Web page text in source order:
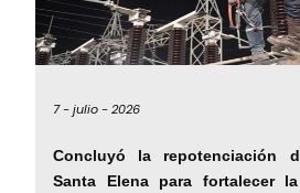
7 -julio -2026
Concluyó la repotenciación
Santa Elena para fortalecer